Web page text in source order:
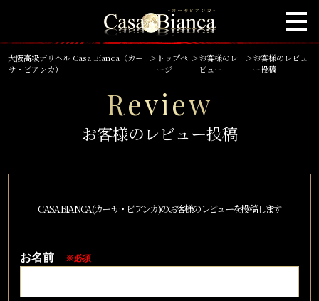
大阪高級デリヘル Casa Bianca（カー
サ・ビアンカ）
＞ トップペ
ージ
＞お客様のレ
ビュー
＞お客様のレビュ
ー投稿
Review
お客様のレビュー投稿
CASA BIANCA(カーサ・ビアンカ)のお客様のレビューを投稿します
お名前 ※必須